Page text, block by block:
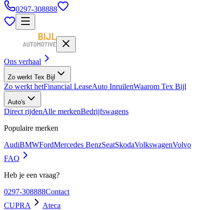
0297-308888
Ons verhaal
Zo werkt Tex Bijl
Zo werkt hetFinancial LeaseAuto InruilenWaarom Tex Bijl
Auto's
Direct rijdenAlle merkenBedrijfswagens
Populaire merken
AudiBMWFordMercedes BenzSeatSkodaVolkswagenVolvo
FAQ
Heb je een vraag?
0297-308888Contact
CUPRA
Ateca